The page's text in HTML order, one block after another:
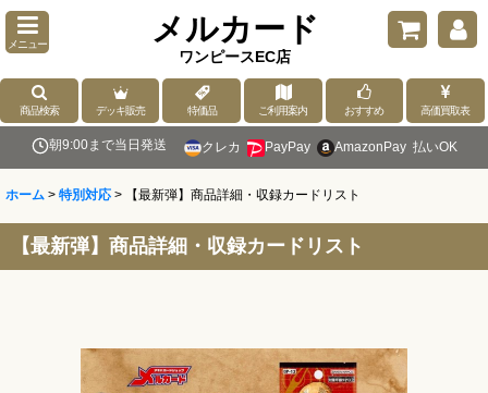
メニュー メルカード
ワンピースEC店
商品検索 デッキ販売 特価品 ご利用案内 おすすめ 高価買取表
朝9:00まで当日発送 クレカ PayPay AmazonPay 払いOK
ホーム > 特別対応 > 【最新弾】商品詳細・収録カードリスト
【最新弾】商品詳細・収録カードリスト